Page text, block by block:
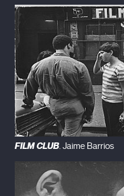
FILM CLUB. Jaime Barrios